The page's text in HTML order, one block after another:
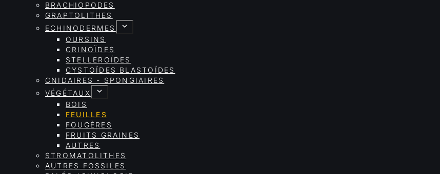
BRACHIOPODES
GRAPTOLITHES
ECHINODERMES
OURSINS
CRINOÏDES
STELLEROÏDES
CYSTOÏDES BLASTOÏDES
CNIDAIRES - SPONGIAIRES
VÉGÉTAUX
BOIS
FEUILLES
FOUGÈRES
FRUITS GRAINES
AUTRES
STROMATOLITHES
AUTRES FOSSILES